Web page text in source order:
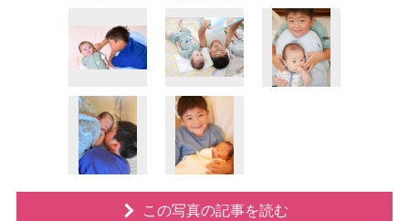
この写真の記事を読む